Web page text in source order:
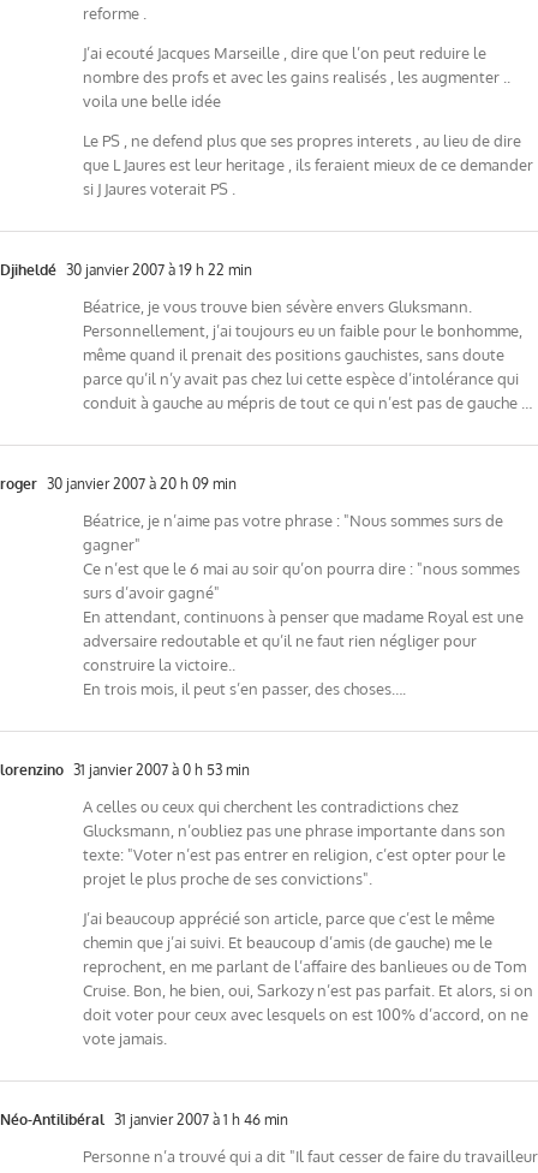
reforme .
J’ai ecouté Jacques Marseille , dire que l’on peut reduire le
nombre des profs et avec les gains realisés , les augmenter ..
voila une belle idée
Le PS , ne defend plus que ses propres interets , au lieu de dire
que L Jaures est leur heritage , ils feraient mieux de ce demander
si J Jaures voterait PS .
Djiheldé 30 janvier 2007 à 19 h 22 min
Béatrice, je vous trouve bien sévère envers Gluksmann.
Personnellement, j’ai toujours eu un faible pour le bonhomme,
même quand il prenait des positions gauchistes, sans doute
parce qu’il n’y avait pas chez lui cette espèce d’intolérance qui
conduit à gauche au mépris de tout ce qui n’est pas de gauche …
roger 30 janvier 2007 à 20 h 09 min
Béatrice, je n’aime pas votre phrase : "Nous sommes surs de
gagner"
Ce n’est que le 6 mai au soir qu’on pourra dire : "nous sommes
surs d’avoir gagné"
En attendant, continuons à penser que madame Royal est une
adversaire redoutable et qu’il ne faut rien négliger pour
construire la victoire..
En trois mois, il peut s’en passer, des choses….
lorenzino 31 janvier 2007 à 0 h 53 min
A celles ou ceux qui cherchent les contradictions chez
Glucksmann, n’oubliez pas une phrase importante dans son
texte: "Voter n’est pas entrer en religion, c’est opter pour le
projet le plus proche de ses convictions".
J’ai beaucoup apprécié son article, parce que c’est le même
chemin que j’ai suivi. Et beaucoup d’amis (de gauche) me le
reprochent, en me parlant de l’affaire des banlieues ou de Tom
Cruise. Bon, he bien, oui, Sarkozy n’est pas parfait. Et alors, si on
doit voter pour ceux avec lesquels on est 100% d’accord, on ne
vote jamais.
Néo-Antilibéral 31 janvier 2007 à 1 h 46 min
Personne n’a trouvé qui a dit "Il faut cesser de faire du travailleur